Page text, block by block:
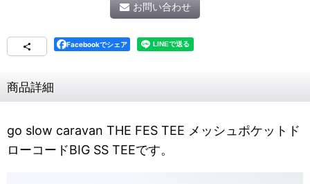
お問い合わせ
Facebookでシェア
商品詳細
go slow caravan THE FES TEE メッシュポケットド
ローコードBIG SS TEEです。